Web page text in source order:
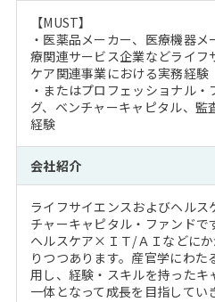
【MUST】
・医薬品メーカー、医療機器
療関連サービス企業などライフ
ケア関連事業における実務経験
・またはプロフェッショナル
グ、ベンチャーキャピタル、監
経験
会社紹介
ライフサイエンスおよびヘルス
チャーキャピタル・ファンドで
ヘルスケア×ＩＴ/ＡＩなどに
りつつあります。産官学にわ
用し、経験・スキルを持ったキ
一体となって成長を目指してい